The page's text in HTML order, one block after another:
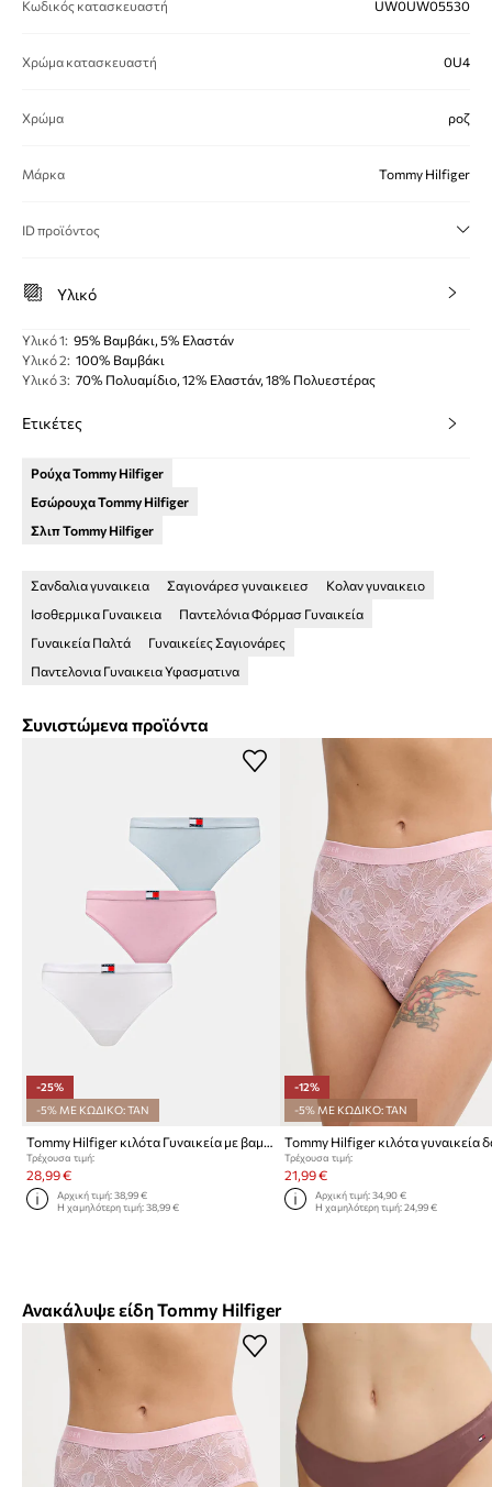
Κωδικός κατασκευαστή UW0UW05530
Χρώμα κατασκευαστή 0U4
Χρώμα ροζ
Μάρκα Tommy Hilfiger
ID προϊόντος
Υλικό
Υλικό 1: 95% Βαμβάκι, 5% Ελαστάν
Υλικό 2: 100% Βαμβάκι
Υλικό 3: 70% Πολυαμίδιο, 12% Ελαστάν, 18% Πολυεστέρας
Ετικέτες
Ρούχα Tommy Hilfiger
Εσώρουχα Tommy Hilfiger
Σλιπ Tommy Hilfiger
Σανδαλια γυναικεια Σαγιονάρεσ γυναικειεσ
Κολαν γυναικειο
Ισοθερμικα Γυναικεια
Παντελόνια Φόρμασ Γυναικεία
Γυναικεία Παλτά
Γυναικείες Σαγιονάρες
Παντελονια Γυναικεια Υφασματινα
Συνιστώμενα προϊόντα
-25%
-5% ΜΕ ΚΩΔΙΚΟ: TAN
Tommy Hilfiger κιλότα Γυναικεία με βαμβάκι 3-pack
Τρέχουσα τιμή:
28,99 €
Αρχική τιμή:38,99 €
Η χαμηλότερη τιμή:38,99 €
-12%
-5% ΜΕ ΚΩΔΙΚΟ: TAN
Τρέχουσα τιμή:
21,99 €
Αρχική τιμή: 34,90 €
Η χαμηλότερη τιμή: 24,99 €
Ανακάλυψε είδη Tommy Hilfiger